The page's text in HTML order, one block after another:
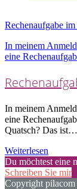
Rechenaufgabe
In meinem
eine
In meinem
eine
Quatsch? Das ist…
Weiterlesen
Du möchtest eine
Schreiben Sie mir
Copyright pilacom